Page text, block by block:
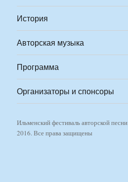
История
Авторская музыка
Программа
Организаторы и спонсоры
Ильменский фестиваль авторской песни
2016. Все права защищены